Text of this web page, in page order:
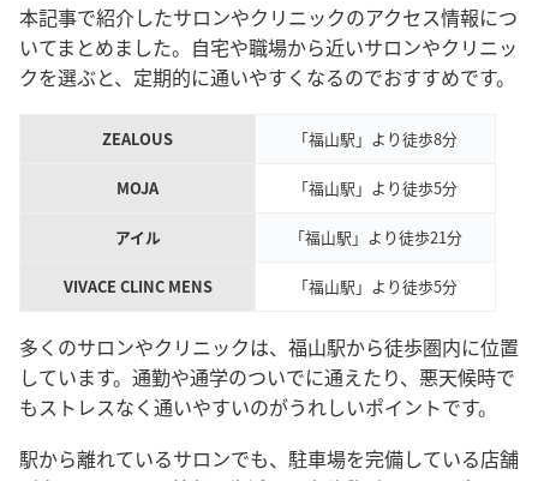
本記事で紹介したサロンやクリニックのアクセス情報につ
いてまとめました。自宅や職場から近いサロンやクリニッ
クを選ぶと、定期的に通いやすくなるのでおすすめです。
ZEALOUS 「福山駅」より徒歩8分
MOJA 「福山駅」より徒歩5分
アイル 「福山駅」より徒歩21分
VIVACE CLINC MENS 「福山駅」より徒歩5分
多くのサロンやクリニックは、福山駅から徒歩圏内に位置
しています。通勤や通学のついでに通えたり、悪天候時で
もストレスなく通いやすいのがうれしいポイントです。
駅から離れているサロンでも、駐車場を完備している店舗